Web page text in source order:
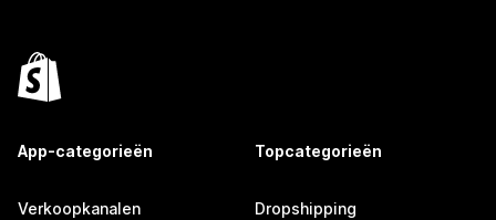
App-categorieën
Verkoopkanalen
Topcategorieën
Dropshipping